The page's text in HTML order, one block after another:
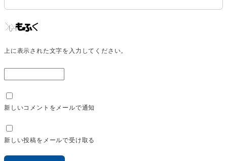
上に表示された文字を入力してください。
新しいコメントをメールで通知
新しい投稿をメールで受け取る